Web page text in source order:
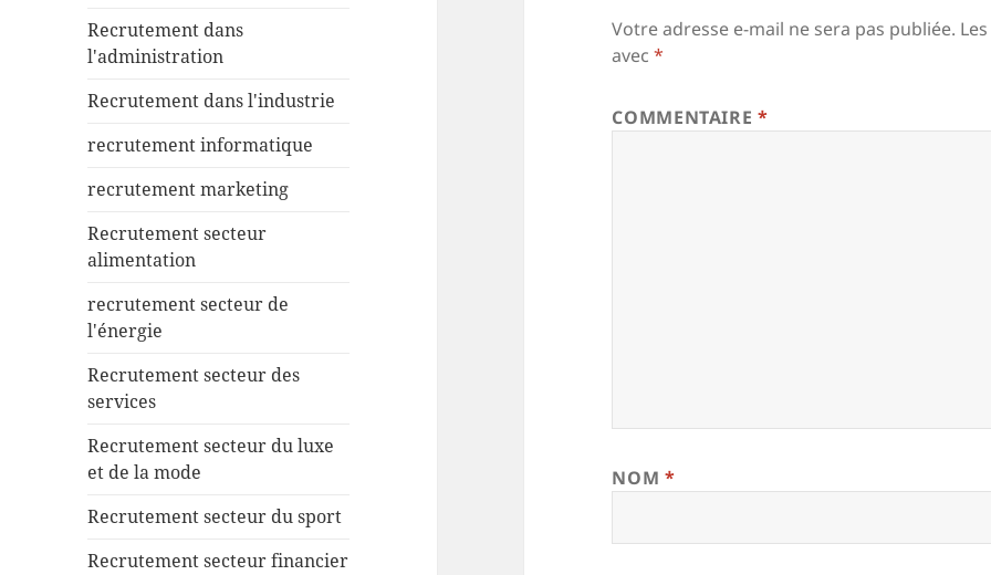
Recrutement dans
l'administration
Recrutement dans l'industrie
recrutement informatique
recrutement marketing
Recrutement secteur
alimentation
recrutement secteur de
l'énergie
Recrutement secteur des
services
Recrutement secteur du luxe
et de la mode
Recrutement secteur du sport
Recrutement secteur financier
Votre adresse e-mail ne sera pas publiée.
avec*
COMMENTAIRE*
NOM *